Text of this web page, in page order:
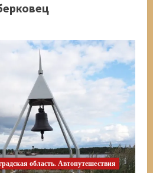
область. Автопутешествия